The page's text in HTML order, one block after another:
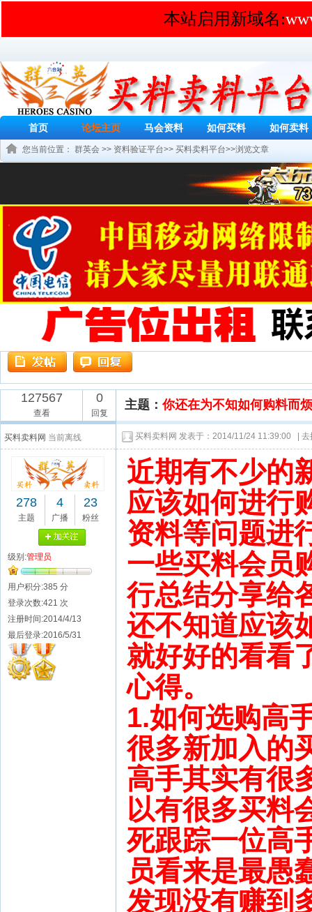
本站启用新域名:
首页 论坛主页 马会资料 如何买料 如何卖料
您当前位置： 群英会 >> 资料验证平台>> 买料卖料平台>>浏览文章
127567
查看
0
回复
主题：你还在为不知如何购料而
买料卖料网 当前离线
278
主题
4
广播
23
粉丝
级别:管理员
用户积分:385 分
登录次数:421 次
注册时间:2014/4/13
最后登录:2016/5/31
买料卖料网 发表于：2014/11/24 11:39:00 | 去
近期有不少的
应该如何进行
资料等问题进
一些买料会员
行总结分享给
还不知道应该
就好好的看看
心得。
1.如何选购高
很多新加入的
高手其实有很
以有很多买料
死跟踪一位高
员看来是最愚
发现没有赚到